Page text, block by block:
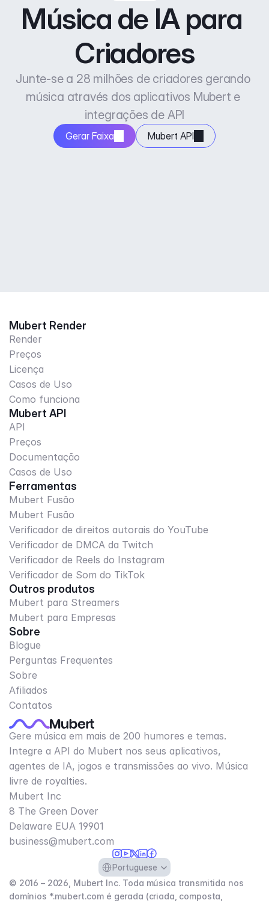
Música de IA para
Criadores
Junte-se a 28 milhões de criadores gerando
música através dos aplicativos Mubert e
integrações de API
Gerar Faixa Mubert API
Mubert Render
Render
Preços
Licença
Casos de Uso
Como funciona
Mubert API
API
Preços
Documentação
Casos de Uso
Ferramentas
Mubert Fusão
Mubert Fusão
Verificador de direitos autorais do YouTube
Verificador de DMCA da Twitch
Verificador de Reels do Instagram
Verificador de Som do TikTok
Outros produtos
Mubert para Streamers
Mubert para Empresas
Sobre
Blogue
Perguntas Frequentes
Sobre
Afiliados
Contatos
Gere música em mais de 200 humores e temas.
Integre a API do Mubert nos seus aplicativos,
agentes de IA, jogos e transmissões ao vivo. Música
livre de royalties.
Mubert Inc
8 The Green Dover
Delaware EUA 19901​
business@mubert.com
Select Language
Portuguese
© 2016 – 2026, Mubert Inc. Toda música transmitida nos
domínios *.mubert.com é gerada (criada, composta,